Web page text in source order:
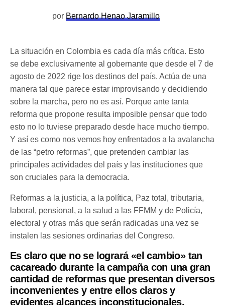
porBernardo Henao Jaramillo
La situación en Colombia es cada día más crítica. Esto
se debe exclusivamente al gobernante que desde el 7 de
agosto de 2022 rige los destinos del país. Actúa de una
manera tal que parece estar improvisando y decidiendo
sobre la marcha, pero no es así. Porque ante tanta
reforma que propone resulta imposible pensar que todo
esto no lo tuviese preparado desde hace mucho tiempo.
Y así es como nos vemos hoy enfrentados a la avalancha
de las “petro reformas”, que pretenden cambiar las
principales actividades del país y las instituciones que
son cruciales para la democracia.
Reformas a la justicia, a la política, Paz total, tributaria,
laboral, pensional, a la salud a las FFMM y de Policía,
electoral y otras más que serán radicadas una vez se
instalen las sesiones ordinarias del Congreso.
Es claro que no se logrará «el cambio» tan
cacareado durante la campaña con una gran
cantidad de reformas que presentan diversos
inconvenientes y entre ellos claros y
evidentes alcances inconstitucionales.